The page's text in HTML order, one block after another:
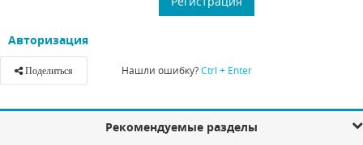
Авторизация
Поделиться Нашли ошибку?Ctrl + Enter
Рекомендуемые разделы